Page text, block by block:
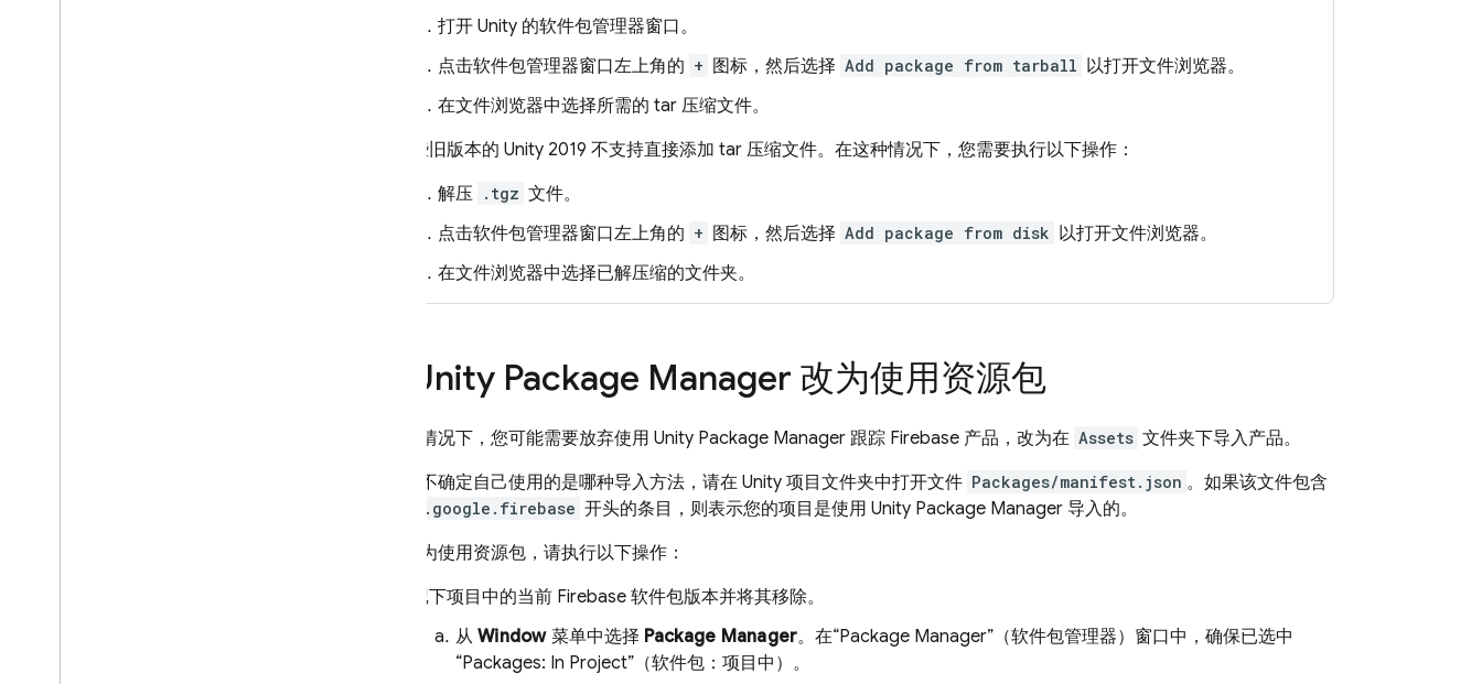
打开 Unity 的软件包管理器窗口。
点击软件包管理器窗口左上角的 + 图标，然后选择 Add package from tarball 以打开文件浏览器。
在文件浏览器中选择所需的 tar 压缩文件。
某些旧版本的 Unity 2019 不支持直接添加 tar 压缩文件。在这种情况下，您需要执行以下操作：
解压 .tgz 文件。
点击软件包管理器窗口左上角的 + 图标，然后选择 Add package from disk 以打开文件浏览器。
在文件浏览器中选择已解压缩的文件夹。
从 Unity Package Manager 改为使用资源包
在某些情况下，您可能需要放弃使用 Unity Package Manager 跟踪 Firebase 产品，改为在 Assets 文件夹下导入产品。
如果您不确定自己使用的是哪种导入方法，请在 Unity 项目文件夹中打开文件 Packages/manifest.json 。如果该文件包含
com.google.firebase 开头的条目，则表示您的项目是使用 Unity Package Manager 导入的。
如需改为使用资源包，请执行以下操作：
记下项目中的当前 Firebase 软件包版本并将其移除。
从 Window菜单中选择 Package Manager。在“Package Manager”（软件包管理器）窗口中，确保已选中
“Packages: In Project”（软件包：项目中）。